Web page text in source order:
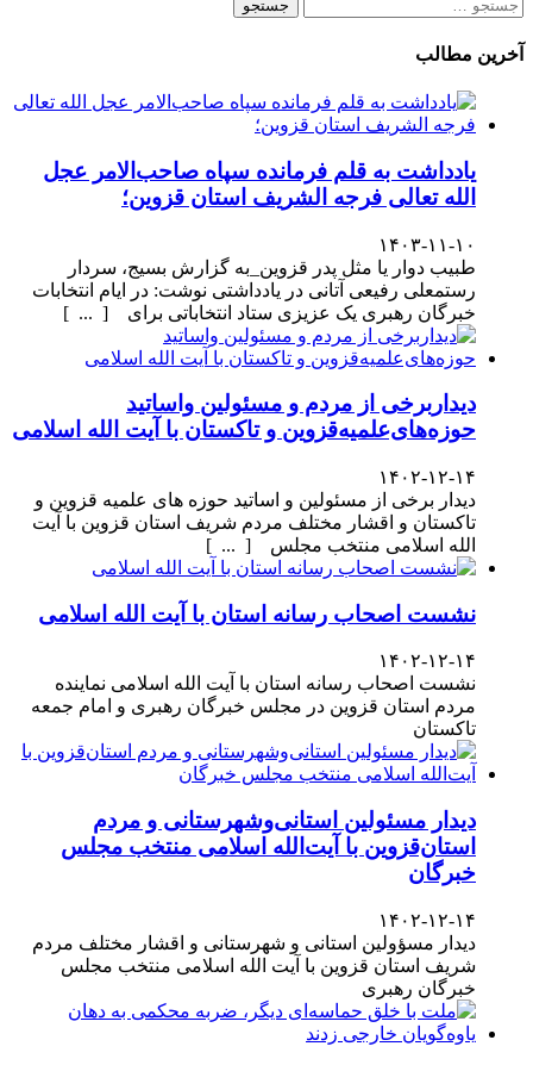
آخرین مطالب
یادداشت به قلم فرمانده سپاه صاحب‌الامر عجل
الله تعالی فرجه الشریف استان قزوین؛
۱۴۰۳-۱۱-۱۰
طبیب دوار یا مثل پدر قزوین_به گزارش بسیج، سردار
رستمعلی رفیعی آتانی در یادداشتی نوشت: در ایام انتخابات
خبرگان رهبری یک عزیزی ستاد انتخاباتی برای [ ... ]
دیداربرخی از مردم و مسئولین واساتید
حوزه‌های‌علمیه‌قزوین و تاکستان با آیت الله اسلامی
۱۴۰۲-۱۲-۱۴
دیدار برخی از مسئولین و اساتید حوزه های علمیه قزوین و
تاکستان و اقشار مختلف مردم شریف استان قزوین با آیت
الله اسلامی منتخب مجلس [ ... ]
نشست اصحاب رسانه استان با آیت الله اسلامی
۱۴۰۲-۱۲-۱۴
نشست اصحاب رسانه استان با آیت الله اسلامی نماینده
مردم استان قزوین در مجلس خبرگان رهبری و امام جمعه
تاکستان
دیدار مسئولین استانی‌وشهرستانی و مردم‌
استان‌قزوین با آیت‌الله‌ اسلامی منتخب مجلس‌
خبرگان
۱۴۰۲-۱۲-۱۴
دیدار مسؤولین استانی و شهرستانی و اقشار مختلف مردم
شریف استان قزوین با آیت الله اسلامی منتخب مجلس
خبرگان رهبری